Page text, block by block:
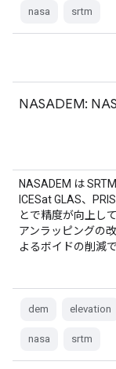
nasa srtm
NASADEM:
NASADEM は
ICESat GLAS、
とで精度が向上し
アンラッピングの
よるボイドの削減
dem elevation
nasa srtm